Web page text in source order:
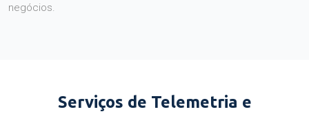
negócios.
Serviços de Telemetria e